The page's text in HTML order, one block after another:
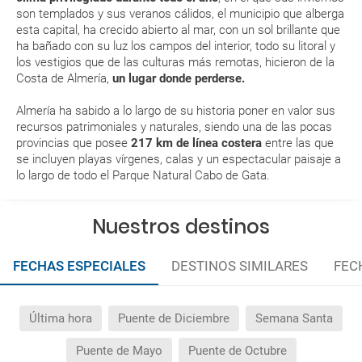
son templados y sus veranos cálidos, el municipio que alberga
esta capital, ha crecido abierto al mar, con un sol brillante que
ha bañado con su luz los campos del interior, todo su litoral y
los vestigios que de las culturas más remotas, hicieron de la
Costa de Almería, un lugar donde perderse.
Almería ha sabido a lo largo de su historia poner en valor sus
recursos patrimoniales y naturales, siendo una de las pocas
provincias que posee 217 km de línea costera entre las que
se incluyen playas vírgenes, calas y un espectacular paisaje a
lo largo de todo el Parque Natural Cabo de Gata.
En caso de tener que enviarte la documentación de un paquete
vacacional (Caribe, circuitos, tours...) te enviaremos la documentación
de tu reserva alrededor de 10 días antes de salida, la cual deberás
imprimir y llevar contigo en el viaje.
Esta documentación te será requerida en el mostrador de la compañía
MODIFICACIÓN ó CANCELACIÓN ¿Puedo anular o
modificar una reserva del viaje? ¿Qué gastos puede
generar una anulación o modificación del viaje?
¿Qué caducidad debe tener mi pasaporte para ir
¿Con cuánta antelación tengo que estar en el
RESERVAR ¿Cómo puedo reservar un viaje de
Nuestros destinos
FECHAS ESPECIALES DESTINOS SIMILARES
Última hora Puente de Diciembre Semana Santa
Puente de Mayo Puente de Octubre